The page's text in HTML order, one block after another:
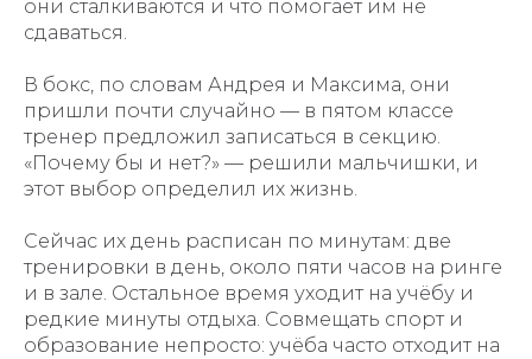
они сталкиваются и что помогает им не
сдаваться.
В бокс, по словам Андрея и Максима, они
пришли почти случайно — в пятом классе
тренер предложил записаться в секцию.
«Почему бы и нет?» — решили мальчишки, и
этот выбор определил их жизнь.
Сейчас их день расписан по минутам: две
тренировки в день, около пяти часов на ринге
и в зале. Остальное время уходит на учёбу и
редкие минуты отдыха. Совмещать спорт и
образование непросто: учёба часто отходит на